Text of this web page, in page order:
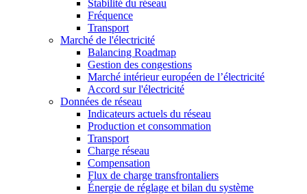
Stabilité du réseau
Fréquence
Transport
Marché de l'électricité
Balancing Roadmap
Gestion des congestions
Marché intérieur européen de l’électricité
Accord sur l'électricité
Données de réseau
Indicateurs actuels du réseau
Production et consommation
Transport
Charge réseau
Compensation
Flux de charge transfrontaliers
Énergie de réglage et bilan du système